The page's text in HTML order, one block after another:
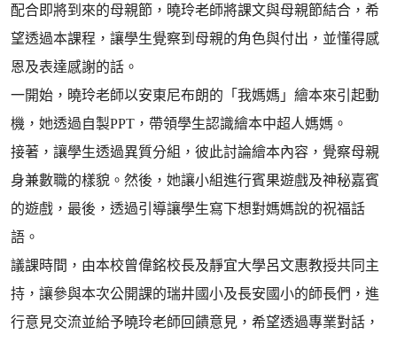
配合即將到來的母親節，曉玲老師將課文與母親節結合，希
望透過本課程，讓學生覺察到母親的角色與付出，並懂得感
恩及表達感謝的話。
一開始，曉玲老師以安東尼布朗的「我媽媽」繪本來引起動
機，她透過自製PPT，帶領學生認識繪本中超人媽媽。
接著，讓學生透過異質分組，彼此討論繪本內容，覺察母親
身兼數職的樣貌。然後，她讓小組進行賓果遊戲及神秘嘉賓
的遊戲，最後，透過引導讓學生寫下想對媽媽說的祝福話
語。
議課時間，由本校曾偉銘校長及靜宜大學呂文惠教授共同主
持，讓參與本次公開課的瑞井國小及長安國小的師長們，進
行意見交流並給予曉玲老師回饋意見，希望透過專業對話，